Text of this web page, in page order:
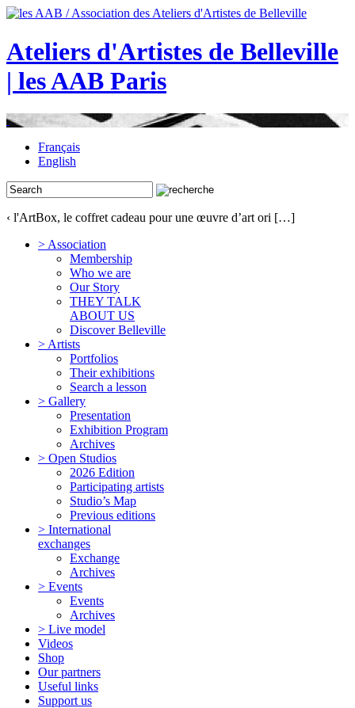
Ateliers d'Artistes de Belleville
| les AAB Paris
Français
English
‹ l'ArtBox, le coffret cadeau pour une œuvre d’art ori […]
> Association
Membership
Who we are
Our Story
THEY TALK
ABOUT US
Discover Belleville
> Artists
Portfolios
Their exhibitions
Search a lesson
> Gallery
Presentation
Exhibition Program
Archives
> Open Studios
2026 Edition
Participating artists
Studio’s Map
Previous editions
> International
exchanges
Exchange
Archives
> Events
Events
Archives
> Live model
Videos
Shop
Our partners
Useful links
Support us